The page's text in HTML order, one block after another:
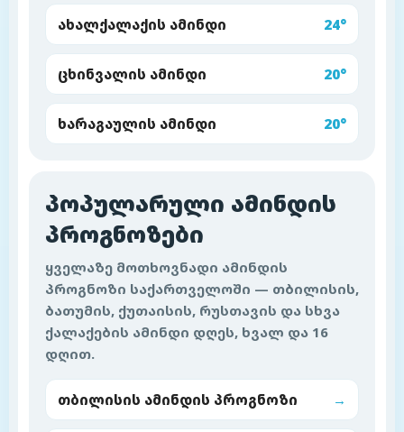
ახალქალაქის ამინდი 24°
ცხინვალის ამინდი 20°
ხარაგაულის ამინდი 20°
პოპულარული ამინდის
პროგნოზები
ყველაზე მოთხოვნადი ამინდის
პროგნოზი საქართველოში — თბილისის,
ბათუმის, ქუთაისის, რუსთავის და სხვა
ქალაქების ამინდი დღეს, ხვალ და 16
დღით.
თბილისის ამინდის პროგნოზი →